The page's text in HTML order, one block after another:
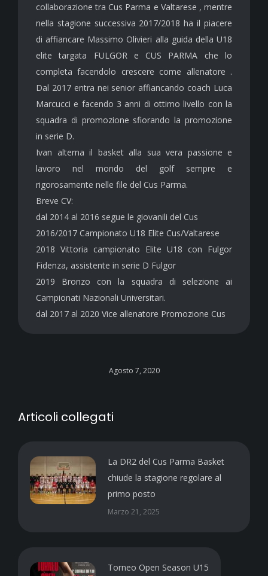
collaborazione tra Cus Parma e Valtarese , mentre
nella stagione successiva 2017/2018 ha il piacere
di affiancare Massimo Olivieri alla guida della U18
elite targata FULGOR e CUS PARMA che lo
completa facendolo crescere come allenatore .
Dal 2017 entra nei senior affiancando coach Luca
Marcucci e facendo 3 anni di ottimo livello con la
squadra di promozione sfiorando la promozione
in serie D.
Ivan alterna il basket alla sua vera passione e
lavoro nel mondo del golf sempre e
rigorosamente nelle file del Cus Parma.
Breve CV:
dal 2014 al 2016 segue le giovanili del Cus
2016/2017 Campionato U18 Elite Cus/Valtarese
2018 Vittoria campionato Elite U18 con Fulgor
Fidenza, assistente in serie D Fulgor
2019 Bronzo con la squadra di selezione ai
Campionati Nazionali Universitari.
dal 2017 al 2020 Vice allenatore Promozione Cus
Agosto 7, 2020
Articoli collegati
La DR2 del Cus Parma Basket
chiude la stagione regolare al
primo posto
Marzo 21, 2025
Torneo Open Season U15